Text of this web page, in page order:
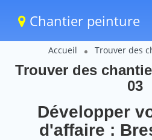
Chantier peinture
Accueil Trouver des
Trouver des
03
Développer
d'affaire :